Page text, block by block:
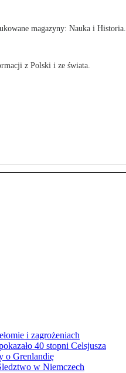
magazyny: Nauka i Historia.
z Polski i ze świata.
i zagrożeniach
40 stopni Celsjusza
o Grenlandię
w Niemczech